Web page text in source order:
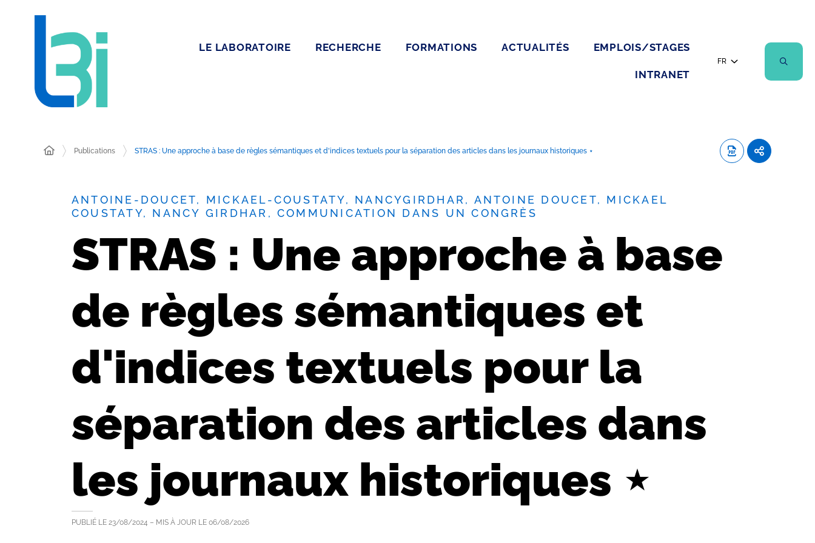
LE LABORATOIRE RECHERCHE FORMATIONS ACTUALITÉS EMPLOIS/STAGES
INTRANET
FR
Publications STRAS : Une approche à base de règles sémantiques et d'indices textuels pour la séparation des articles dans les journaux historiques ⋆
ANTOINE-DOUCET, MICKAEL-COUSTATY, NANCYGIRDHAR, ANTOINE DOUCET, MICKAEL
COUSTATY, NANCY GIRDHAR, COMMUNICATION DANS UN CONGRÈS
STRAS : Une approche à base
de règles sémantiques et
d'indices textuels pour la
séparation des articles dans
les journaux historiques ⋆
PUBLIÉ LE 23/08/2024 – MIS À JOUR LE 06/08/2026